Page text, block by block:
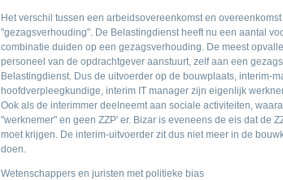
Het verschil tussen een arbeidsovereenkomst en
"gezagsverhouding". De Belastingdienst heeft nu een aantal
combinatie duiden op een gezagsverhouding. De meest
personeel van de opdrachtgever aanstuurt, zelf aan een
Belastingdienst. Dus de uitvoerder op de bouwplaats, interim-
hoofdverpleegkundige, interim IT manager zijn eigenlijk
Ook als de interimmer deelneemt aan sociale activiteiten,
"werknemer" en geen ZZP' er. Bizar is eveneens de eis dat de
moet krijgen. De interim-uitvoerder zit dus niet meer in de
doen.
Wetenschappers en juristen met politieke bias